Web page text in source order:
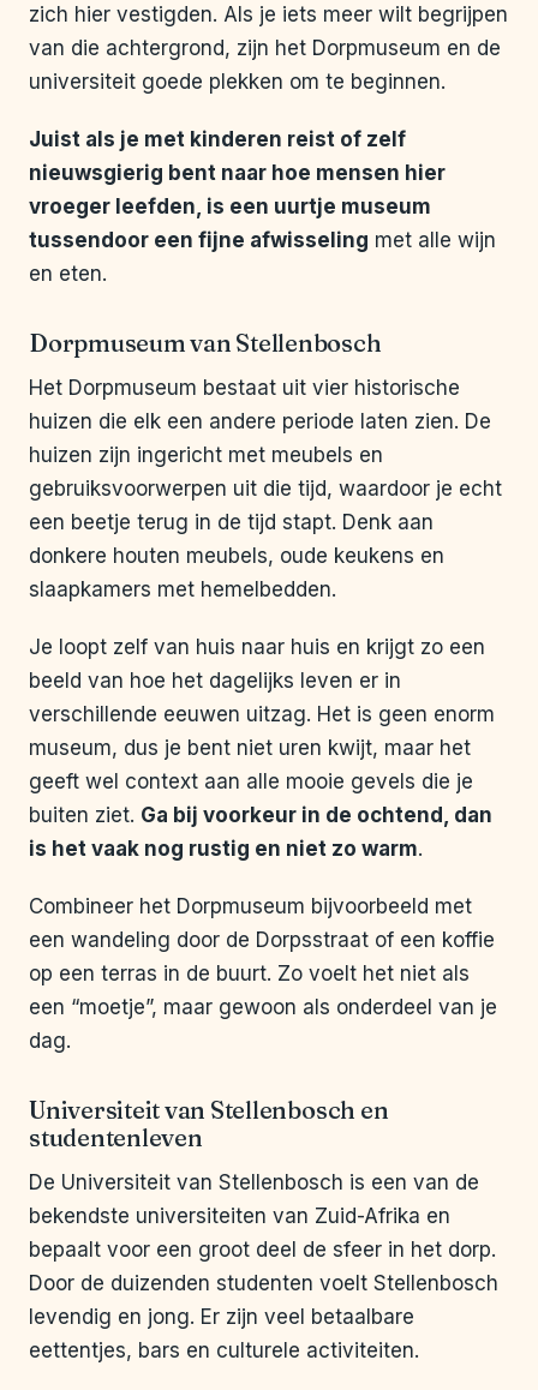
zich hier vestigden. Als je iets meer wilt begrijpen
van die achtergrond, zijn het Dorpmuseum en de
universiteit goede plekken om te beginnen.
Juist als je met kinderen reist of zelf
nieuwsgierig bent naar hoe mensen hier
vroeger leefden, is een uurtje museum
tussendoor een fijne afwisseling met alle wijn
en eten.
Dorpmuseum van Stellenbosch
Het Dorpmuseum bestaat uit vier historische
huizen die elk een andere periode laten zien. De
huizen zijn ingericht met meubels en
gebruiksvoorwerpen uit die tijd, waardoor je echt
een beetje terug in de tijd stapt. Denk aan
donkere houten meubels, oude keukens en
slaapkamers met hemelbedden.
Je loopt zelf van huis naar huis en krijgt zo een
beeld van hoe het dagelijks leven er in
verschillende eeuwen uitzag. Het is geen enorm
museum, dus je bent niet uren kwijt, maar het
geeft wel context aan alle mooie gevels die je
buiten ziet. Ga bij voorkeur in de ochtend, dan
is het vaak nog rustig en niet zo warm.
Combineer het Dorpmuseum bijvoorbeeld met
een wandeling door de Dorpsstraat of een koffie
op een terras in de buurt. Zo voelt het niet als
een “moetje”, maar gewoon als onderdeel van je
dag.
Universiteit van Stellenbosch en
studentenleven
De Universiteit van Stellenbosch is een van de
bekendste universiteiten van Zuid-Afrika en
bepaalt voor een groot deel de sfeer in het dorp.
Door de duizenden studenten voelt Stellenbosch
levendig en jong. Er zijn veel betaalbare
eettentjes, bars en culturele activiteiten.